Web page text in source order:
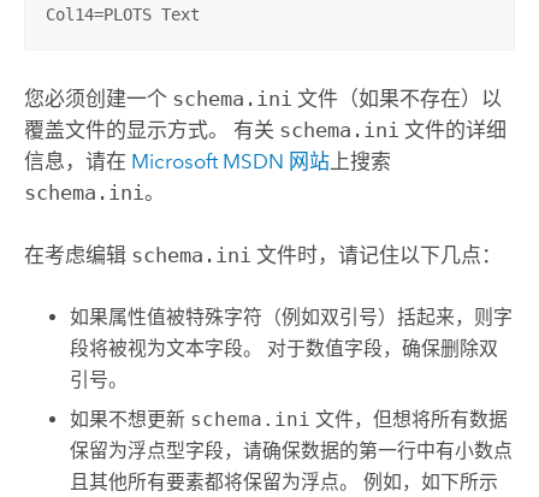
Col14=PLOTS Text
您必须创建一个 schema.ini 文件（如果不存在）以
覆盖文件的显示方式。 有关 schema.ini 文件的详细
信息，请在 MicrosoftMSDN 网站上搜索
schema.ini 。
在考虑编辑 schema.ini 文件时，请记住以下几点：
如果属性值被特殊字符（例如双引号）括起来，则字
段将被视为文本字段。 对于数值字段，确保删除双
引号。
如果不想更新 schema.ini 文件，但想将所有数据
保留为浮点型字段，请确保数据的第一行中有小数点
且其他所有要素都将保留为浮点。 例如，如下所示